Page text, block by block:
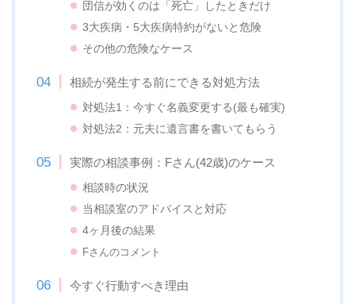
団信が効くのは「死亡」したときだけ
3大疾病・5大疾病特約がないと危険
その他の危険なケース
相続が発生する前にできる対処方法
対処法1：今すぐ名義変更する(最も確実)
対処法2：元夫に遺言書を書いてもらう
実際の相談事例：Fさん(42歳)のケース
相談時の状況
当相談室のアドバイスと対応
4ヶ月後の結果
Fさんのコメント
今すぐ行動すべき理由